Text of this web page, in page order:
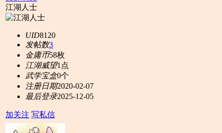
江湖人士
UID8120
发帖数3
金庸币58枚
江湖威望1点
武学宝盒0个
注册日期2020-02-07
最后登录2025-12-05
加关注 写私信